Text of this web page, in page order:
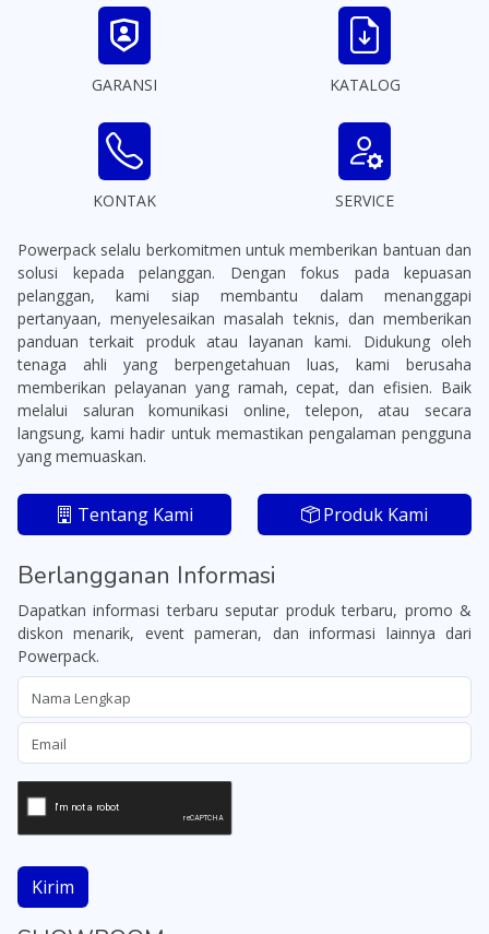
GARANSI KATALOG
KONTAK SERVICE
Powerpack selalu berkomitmen untuk memberikan bantuan dan
solusi kepada pelanggan. Dengan fokus pada kepuasan
pelanggan, kami siap membantu dalam menanggapi
pertanyaan, menyelesaikan masalah teknis, dan memberikan
panduan terkait produk atau layanan kami. Didukung oleh
tenaga ahli yang berpengetahuan luas, kami berusaha
memberikan pelayanan yang ramah, cepat, dan efisien. Baik
melalui saluran komunikasi online, telepon, atau secara
langsung, kami hadir untuk memastikan pengalaman pengguna
yang memuaskan.
Tentang Kami Produk Kami
Berlangganan Informasi
Dapatkan informasi terbaru seputar produk terbaru, promo &
diskon menarik, event pameran, dan informasi lainnya dari
Powerpack.
Kirim